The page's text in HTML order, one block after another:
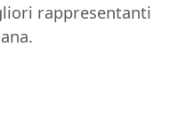
rappresentanti